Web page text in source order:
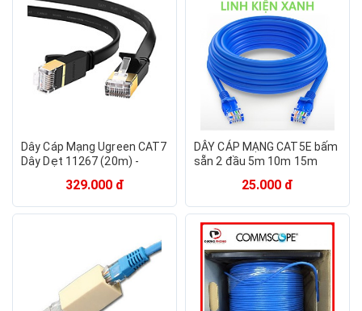
Dây Cáp Mạng Ugreen CAT7
Dây Dẹt 11267 (20m) -
329.000 đ
DÂY CÁP MẠNG CAT5E bấm
sẵn 2 đầu 5m 10m 15m
45m 50m - Dây Cáp mạng
lan chính hãng
25.000 đ